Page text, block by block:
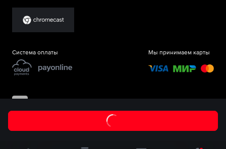
Система оплаты Мы принимаем карты